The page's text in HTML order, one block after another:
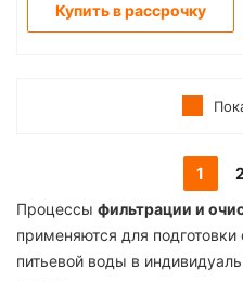
Купить в рассрочку
1 2
Процессы фильтрации и
применяются для
питьевой воды в